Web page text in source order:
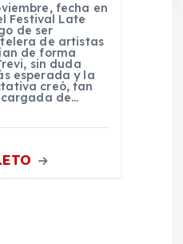
fecha en
Festival Late
de ser
de artistas
de forma
sin duda
esperada y la
creó, tan
de…